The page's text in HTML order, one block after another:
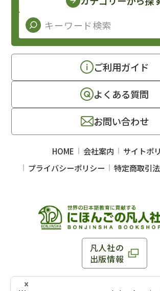
凡人社の
出版情報
〒102-0093 東京都千代田区平河町 1-3-
ご利用ガイド
よくある質問
お問い合わせ
HOME 会社案内
サイトポ
プライバシーポリシー
特定商取引